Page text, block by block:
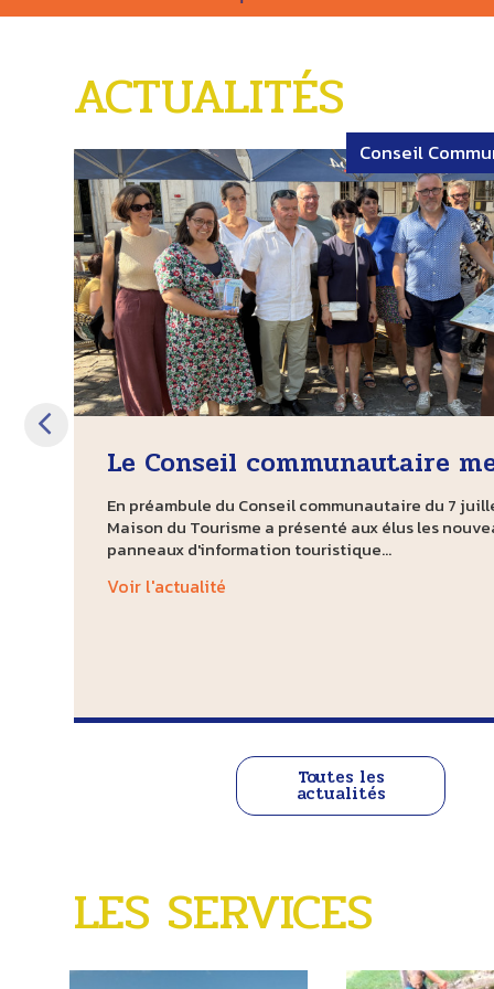
ACTUALITÉS
Conseil
Le Conseil communautaire
En préambule du Conseil communautaire du 7
Maison du Tourisme a présenté aux élus les
panneaux d'information touristique...
Voir l'actualité
Visite du chantier du futur...
Le chantier du futur cinéma de Gençay avance !
architecte, entreprises, membres de l'association
et techniciens de la...
Voir l'actualité
Une belle avancée pour...
Suite à la signature de la convention entre la
Centre de Coordination du Dépistage des Cancers,
faciliter l'accès aux...
Voir l'actualité
Toutes les
actualités
LES SERVICES